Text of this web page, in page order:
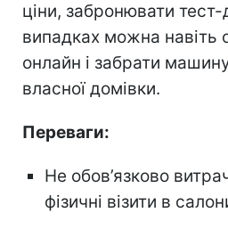
ціни, забронювати
випадках можна навіть
онлайн і забрати
власної домівки.
Переваги:
Не обов’язково
фізичні візити в